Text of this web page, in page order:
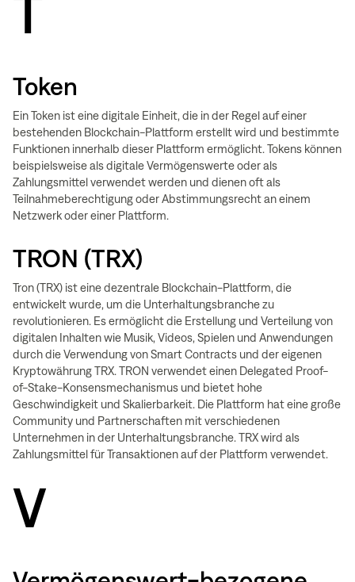
T
Token
Ein Token ist eine digitale Einheit, die in der Regel auf einer
bestehenden Blockchain-Plattform erstellt wird und bestimmte
Funktionen innerhalb dieser Plattform ermöglicht. Tokens können
beispielsweise als digitale Vermögenswerte oder als
Zahlungsmittel verwendet werden und dienen oft als
Teilnahmeberechtigung oder Abstimmungsrecht an einem
Netzwerk oder einer Plattform.
TRON (TRX)
Tron (TRX) ist eine dezentrale Blockchain-Plattform, die
entwickelt wurde, um die Unterhaltungsbranche zu
revolutionieren. Es ermöglicht die Erstellung und Verteilung von
digitalen Inhalten wie Musik, Videos, Spielen und Anwendungen
durch die Verwendung von Smart Contracts und der eigenen
Kryptowährung TRX. TRON verwendet einen Delegated Proof-
of-Stake-Konsensmechanismus und bietet hohe
Geschwindigkeit und Skalierbarkeit. Die Plattform hat eine große
Community und Partnerschaften mit verschiedenen
Unternehmen in der Unterhaltungsbranche. TRX wird als
Zahlungsmittel für Transaktionen auf der Plattform verwendet.
V